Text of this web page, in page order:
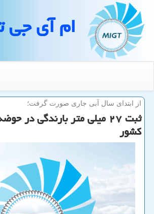
ام آی جی
از ابتدای سال آبی جاری صورت گرفت؛
ثبت ۲۷ میلی متر بارندگی در
كشور